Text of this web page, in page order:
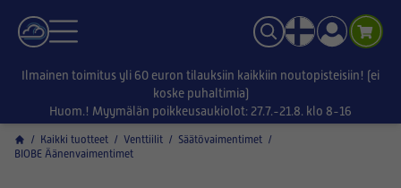
Ilmainen toimitus yli 60 euron tilauksiin kaikkiin noutopisteisiin! (ei
koske puhaltimia)
Huom.! Myymälän poikkeusaukiolot: 27.7.-21.8. klo 8-16
/ Kaikki tuotteet / Venttiilit / Säätövaimentimet /
BIOBE Äänenvaimentimet